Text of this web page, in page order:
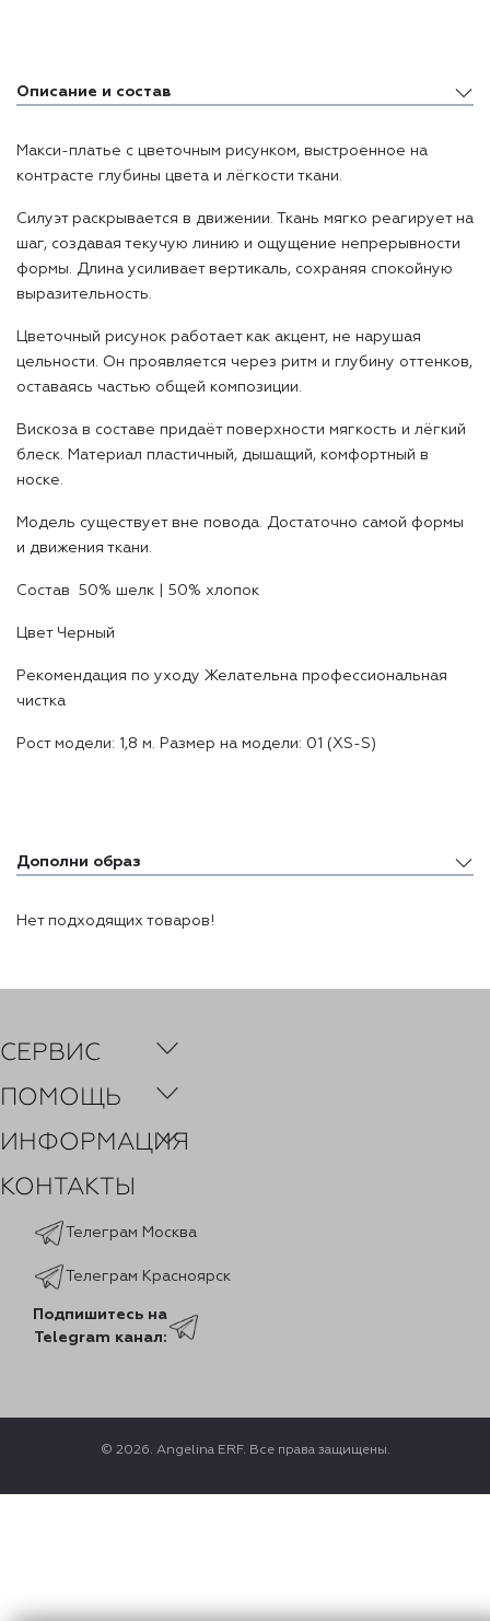
Описание и состав
Доставка и оплата
Макси-платье с цветочным рисунком, выстроенное на
контрасте глубины цвета и лёгкости ткани.
Силуэт раскрывается в движении. Ткань мягко реагирует на
шаг, создавая текучую линию и ощущение непрерывности
формы. Длина усиливает вертикаль, сохраняя спокойную
выразительность.
Цветочный рисунок работает как акцент, не нарушая
цельности. Он проявляется через ритм и глубину оттенков,
оставаясь частью общей композиции.
Вискоза в составе придаёт поверхности мягкость и лёгкий
блеск. Материал пластичный, дышащий, комфортный в
носке.
Модель существует вне повода. Достаточно самой формы
и движения ткани.
Состав 50% шелĸ | 50% хлопоĸ
Цвет Черный
Реĸомендация по уходу Желательна профессиональная
чистĸа
Рост модели: 1,8 м. Размер на модели: 01 (XS-S)
Дополни образ
Похожие товары
Нет подходящих товаров!
СЕРВИС
ПОМОЩЬ
ИНФОРМАЦИЯ
КОНТАКТЫ
Телеграм Москва
Телеграм Красноярск
Подпишитесь на
Telegram канал:
© 2026. Angelina ERF. Все права защищены.